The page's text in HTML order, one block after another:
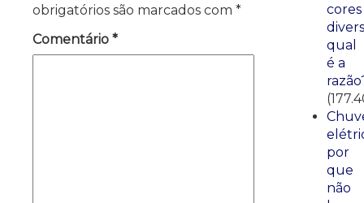
obrigatórios são marcados com *
Comentário *
cores
qual
é a
por
que
não